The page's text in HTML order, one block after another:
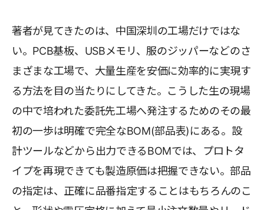
著者が見てきたのは、中国深圳の工場だけではな
い。PCB基板、USBメモリ、服のジッパーなどのさ
まざまな工場で、大量生産を安価に効率的に実現す
る方法を目の当たりにしてきた。こうした生の現場
の中で培われた委託先工場へ発注するためのその最
初の一歩は明確で完全なBOM(部品表)にある。設
計ツールなどから出力できるBOMでは、プロトタ
イプを再現できても製造原価は把握できない。部品
の指定は、正確に品番指定することはもちろんのこ